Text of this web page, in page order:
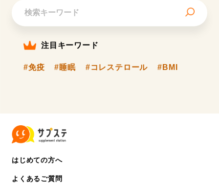
注目キーワード
#免疫 #睡眠 #コレステロール #BMI
はじめての方へ
よくあるご質問